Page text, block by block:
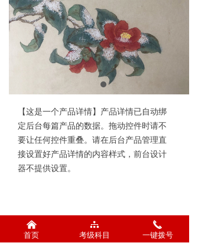
【这是一个产品详情】产品详情已自动绑
定后台每篇产品的数据。拖动控件时请不
要让任何控件重叠。请在后台产品管理直
接设置好产品详情的内容样式，前台设计
器不提供设置。
낀
首页
뀒
考级科目
끅
一键拨号